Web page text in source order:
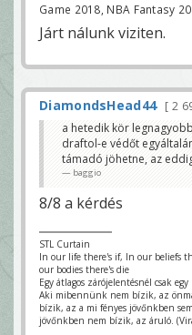
Game 2018, NBA Fantasy
Járt nálunk viziten.
DiamondsHead44 2
a hetedik kör
draftol-e védőt
támadó jöhetne, az
baggio
8/8 a kérdés
STL Curtain
In our life there's if, In our beliefs
our bodies there's die
Egy átlagos zárójelentésnél csak
Aki mibennünk nem bízik, az
bízik, az a mi fényes jövőnkben
jövőnkben nem bízik, az áruló.